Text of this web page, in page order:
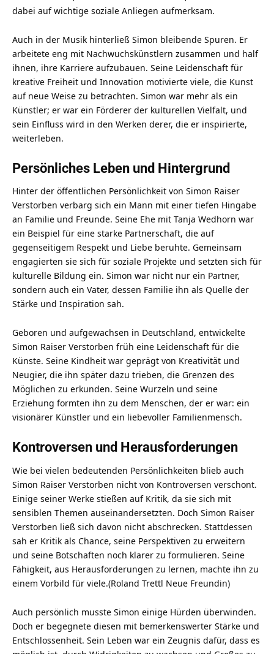
dabei auf wichtige soziale Anliegen aufmerksam.
Auch in der Musik hinterließ Simon bleibende Spuren. Er
arbeitete eng mit Nachwuchskünstlern zusammen und half
ihnen, ihre Karriere aufzubauen. Seine Leidenschaft für
kreative Freiheit und Innovation motivierte viele, die Kunst
auf neue Weise zu betrachten. Simon war mehr als ein
Künstler; er war ein Förderer der kulturellen Vielfalt, und
sein Einfluss wird in den Werken derer, die er inspirierte,
weiterleben.
Persönliches Leben und Hintergrund
Hinter der öffentlichen Persönlichkeit von Simon Raiser
Verstorben verbarg sich ein Mann mit einer tiefen Hingabe
an Familie und Freunde. Seine Ehe mit Tanja Wedhorn war
ein Beispiel für eine starke Partnerschaft, die auf
gegenseitigem Respekt und Liebe beruhte. Gemeinsam
engagierten sie sich für soziale Projekte und setzten sich für
kulturelle Bildung ein. Simon war nicht nur ein Partner,
sondern auch ein Vater, dessen Familie ihn als Quelle der
Stärke und Inspiration sah.
Geboren und aufgewachsen in Deutschland, entwickelte
Simon Raiser Verstorben früh eine Leidenschaft für die
Künste. Seine Kindheit war geprägt von Kreativität und
Neugier, die ihn später dazu trieben, die Grenzen des
Möglichen zu erkunden. Seine Wurzeln und seine
Erziehung formten ihn zu dem Menschen, der er war: ein
visionärer Künstler und ein liebevoller Familienmensch.
Kontroversen und Herausforderungen
Wie bei vielen bedeutenden Persönlichkeiten blieb auch
Simon Raiser Verstorben nicht von Kontroversen verschont.
Einige seiner Werke stießen auf Kritik, da sie sich mit
sensiblen Themen auseinandersetzten. Doch Simon Raiser
Verstorben ließ sich davon nicht abschrecken. Stattdessen
sah er Kritik als Chance, seine Perspektiven zu erweitern
und seine Botschaften noch klarer zu formulieren. Seine
Fähigkeit, aus Herausforderungen zu lernen, machte ihn zu
einem Vorbild für viele.(Roland Trettl Neue Freundin)
Auch persönlich musste Simon einige Hürden überwinden.
Doch er begegnete diesen mit bemerkenswerter Stärke und
Entschlossenheit. Sein Leben war ein Zeugnis dafür, dass es